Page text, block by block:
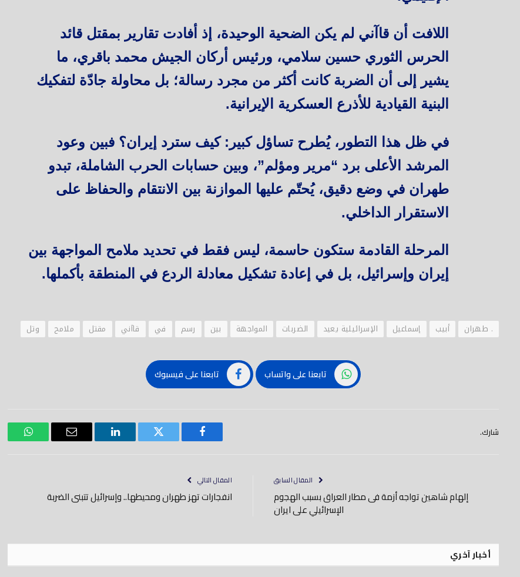
اللافت أن قاآني لم يكن الضحية الوحيدة، إذ أفادت تقارير بمقتل قائد
الحرس الثوري حسين سلامي، ورئيس أركان الجيش محمد باقري، ما
يشير إلى أن الضربة كانت أكثر من مجرد رسالة؛ بل محاولة جادّة لتفكيك
البنية القيادية للأذرع العسكرية الإيرانية.
في ظل هذا التطور، يُطرح تساؤل كبير: كيف سترد إيران؟ فبين وعود
المرشد الأعلى برد “مرير ومؤلم”، وبين حسابات الحرب الشاملة، تبدو
طهران في وضع دقيق، يُحتّم عليها الموازنة بين الانتقام والحفاظ على
الاستقرار الداخلي.
المرحلة القادمة ستكون حاسمة، ليس فقط في تحديد ملامح المواجهة بين
إيران وإسرائيل، بل في إعادة تشكيل معادلة الردع في المنطقة بأكملها.
. طهران أبيب إسماعيل الإسرائيلية يعيد الضربات المواجهة بين رسم في قاآني مقتل ملامح وتل
تابعنا على واتساب تابعنا على فيسبوك
شارك.
فيسبوك تويتر لينكدود
بريد
واتساب
المقال السابق
إلهام شاهين تواجه أزمة فى مطار العراق بسبب الهجوم
الإسرائيلي على ايران
المقال التالي
انفجارات تهز طهران ومحيطها.. وإسرائيل تتبنى الضربة
أخبار آخري